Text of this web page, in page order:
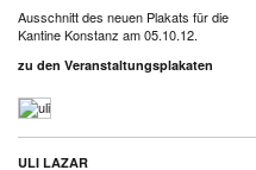
Ausschnitt des neuen Plakats für die
Kantine Konstanz am 05.10.12.
zu den Veranstaltungsplakaten
ULI LAZAR